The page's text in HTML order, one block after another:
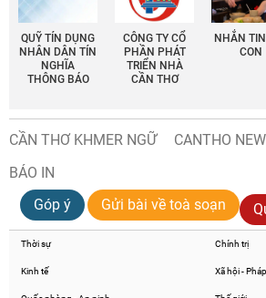
QUỸ TÍN DỤNG
NHÂN DÂN TÍN
NGHĨA
THÔNG BÁO
CÔNG TY CỔ
PHẦN PHÁT
TRIỂN NHÀ
CẦN THƠ
NHẮN
CON
CẦN THƠ KHMER NGỮ CANTHO
BÁO IN
Góp ý
Gửi bài về toà soạn
Thời sự Chính trị
Kinh tế Xã hội -